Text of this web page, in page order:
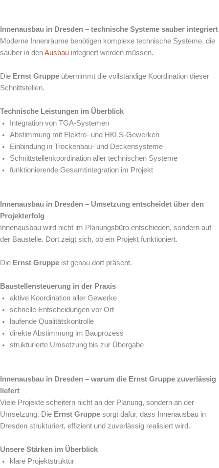
Innenausbau in Dresden – technische Systeme sauber integriert
Moderne Innenräume benötigen komplexe technische Systeme, die
sauber in denAusbau integriert werden müssen.
Die Ernst Gruppe übernimmt die vollständige Koordination dieser
Schnittstellen.
Technische Leistungen im Überblick
Integration von TGA-Systemen
Abstimmung mit Elektro- und HKLS-Gewerken
Einbindung in Trockenbau- und Deckensysteme
Schnittstellenkoordination aller technischen Systeme
funktionierende Gesamtintegration im Projekt
Innenausbau in Dresden – Umsetzung entscheidet über den
Projekterfolg
Innenausbau wird nicht im Planungsbüro entschieden, sondern auf
der Baustelle. Dort zeigt sich, ob ein Projekt funktioniert.
Die Ernst Gruppe ist genau dort präsent.
Baustellensteuerung in der Praxis
aktive Koordination aller Gewerke
schnelle Entscheidungen vor Ort
laufende Qualitätskontrolle
direkte Abstimmung im Bauprozess
strukturierte Umsetzung bis zur Übergabe
Innenausbau in Dresden – warum die Ernst Gruppe zuverlässig
liefert
Viele Projekte scheitern nicht an der Planung, sondern an der
Umsetzung. Die Ernst Gruppe sorgt dafür, dass Innenausbau in
Dresden strukturiert, effizient und zuverlässig realisiert wird.
Unsere Stärken im Überblick
klare Projektstruktur